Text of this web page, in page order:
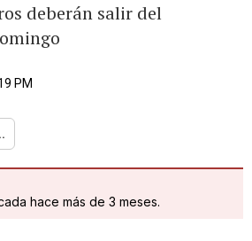
deberán salir del
PM
hace más de 3 meses.